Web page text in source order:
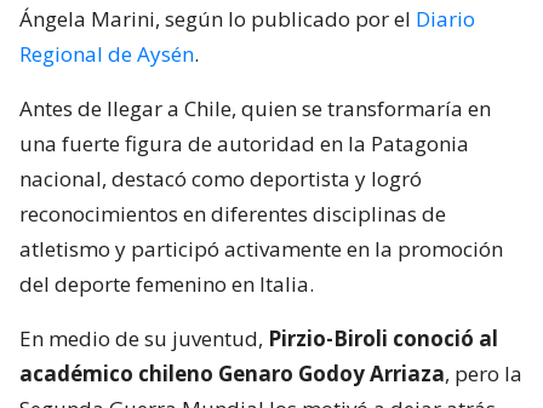
Ángela Marini, según lo publicado por el Diario
Regional de Aysén.
Antes de llegar a Chile, quien se transformaría en
una fuerte figura de autoridad en la Patagonia
nacional, destacó como deportista y logró
reconocimientos en diferentes disciplinas de
atletismo y participó activamente en la promoción
del deporte femenino en Italia.
En medio de su juventud, Pirzio-Biroli conoció al
académico chileno Genaro Godoy Arriaza, pero la